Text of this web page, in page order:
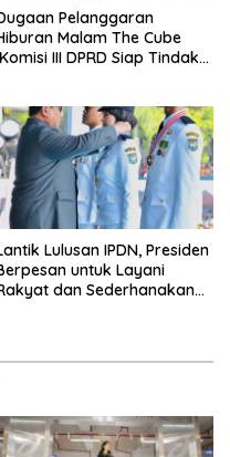
Pelanggaran
Malam The Cube
III DPRD Siap Tindak
Lulusan IPDN, Presiden
untuk Layani
dan Sederhanakan